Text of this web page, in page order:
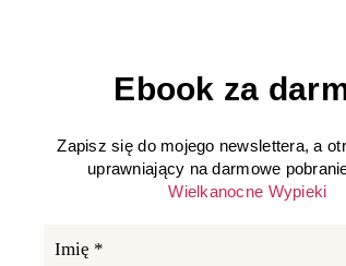
Ebook za
Zapisz się do mojego newslettera, a
uprawniający na darmowe
Wielkanocne Wypieki